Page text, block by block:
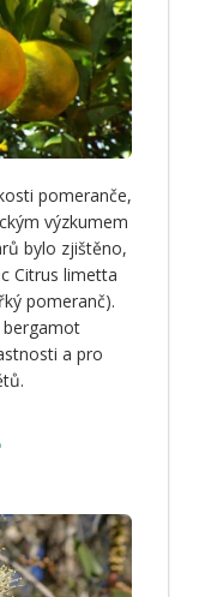
pomeranče,
výzkumem
bylo zjištěno,
Citrus limetta
pomeranč).
bergamot
a pro